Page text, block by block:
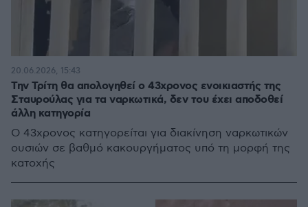
Την Τρίτη θα απολογηθεί ο 43χρονος ενοικιαστής της
Σταυρούλας για τα ναρκωτικά, δεν του έχει αποδοθεί
άλλη κατηγορία
Ο 43χρονος κατηγορείται για διακίνηση ναρκωτικών
ουσιών σε βαθμό κακουργήματος υπό τη μορφή της
κατοχής
20.06.2026, 15:43